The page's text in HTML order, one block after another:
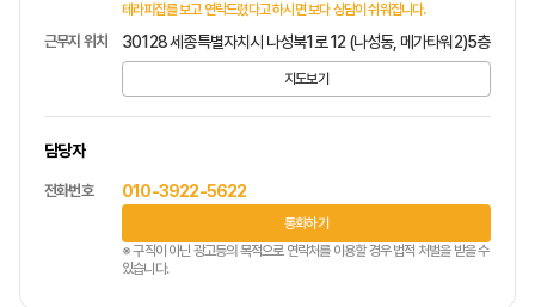
테라피잡를 보고 연락드렸다고 하시면 보다 상담이 쉬워집니다.
근무지 위치 30128 세종특별자치시 나성북1로 12 (나성동, 메가타워2)5층
지도보기
담당자
전화번호 010-3922-5622
통화하기
※ 구직이 아닌 광고등의 목적으로 연락처를 이용할 경우 법적 처벌을 받을 수
있습니다.